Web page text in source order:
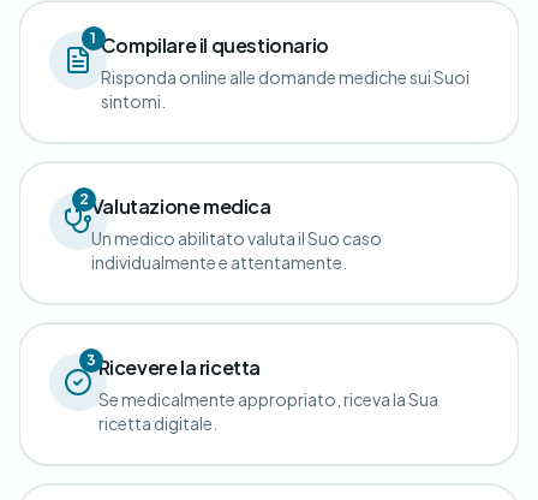
1 Compilare il questionario
Risponda online alle domande mediche sui Suoi
sintomi.
2Valutazione medica
Un medico abilitato valuta il Suo caso
individualmente e attentamente.
3Ricevere la ricetta
Se medicalmente appropriato, riceva la Sua
ricetta digitale.